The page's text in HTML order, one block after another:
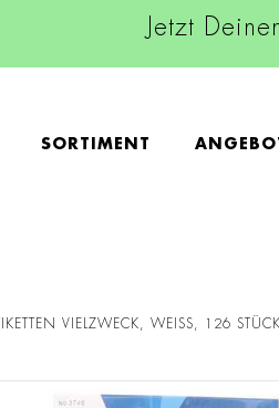
Jetzt
SORTIMENT
ETIKETTEN VIELZWECK, WEISS, 126